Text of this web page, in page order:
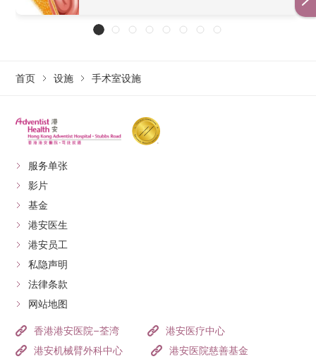
首页 设施 手术室设施
服务单张
影片
基金
港安医生
港安员工
私隐声明
法律条款
网站地图
香港港安医院–荃湾
港安医疗中心
港安机械臂外科中心
港安医院慈善基金